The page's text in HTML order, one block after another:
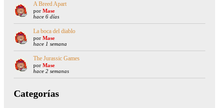
A Breed Apart
por Mase
hace 6 días
La boca del diablo
por Mase
hace 1 semana
The Jurassic Games
por Mase
hace 2 semanas
Categorías